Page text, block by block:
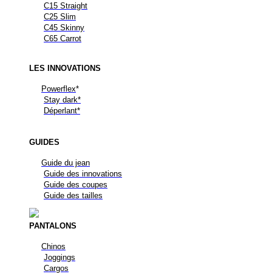
C15 Straight
C25 Slim
C45 Skinny
C65 Carrot
LES INNOVATIONS
Powerflex*
Stay dark*
Déperlant*
GUIDES
Guide du jean
Guide des innovations
Guide des coupes
Guide des tailles
PANTALONS
Chinos
Joggings
Cargos